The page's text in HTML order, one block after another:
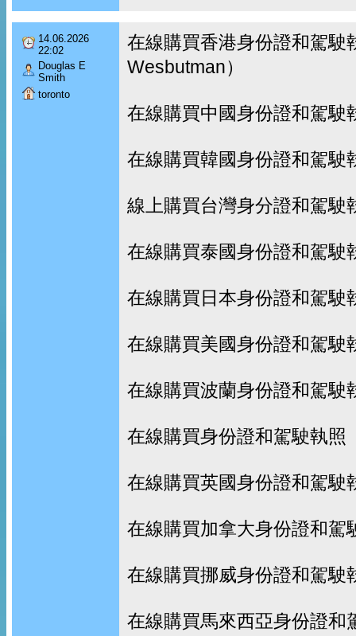
14.06.2026
22:02
Douglas E
Smith
toronto
在線購買香港身份證和駕駛
Wesbutman）
在線購買中國身份證和駕駛
在線購買韓國身份證和駕駛
線上購買台灣身分證和駕駛
在線購買泰國身份證和駕駛
在線購買日本身份證和駕駛
在線購買美國身份證和駕駛
在線購買波蘭身份證和駕駛
在線購買身份證和駕駛執照
在線購買英國身份證和駕駛
在線購買加拿大身份證和駕
在線購買挪威身份證和駕駛
在線購買馬來西亞身份證和